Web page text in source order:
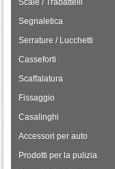
Scale / Trabattelli
Segnaletica
Serrature / Lucchetti
Casseforti
Scaffalatura
Fissaggio
Casalinghi
Accessori per auto
Prodotti per la pulizia